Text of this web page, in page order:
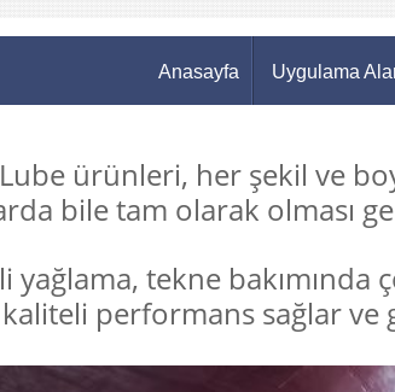
Anasayfa Uygulama
ürünleri, her şekil ve
bile tam olarak olması
yağlama, tekne
kaliteli performans sağlar ve